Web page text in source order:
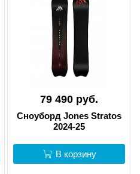
79 490 руб.
Сноуборд Jones Stratos
2024-25
В корзину